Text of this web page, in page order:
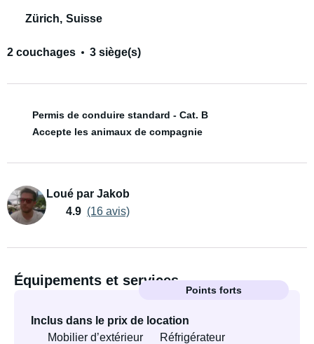
Zürich, Suisse
2 couchages 3 siège(s)
Permis de conduire standard - Cat. B
Accepte les animaux de compagnie
Loué par Jakob
4.9 (16 avis)
Équipements et services
Points forts
Inclus dans le prix de location
Mobilier d’extérieur
Réfrigérateur